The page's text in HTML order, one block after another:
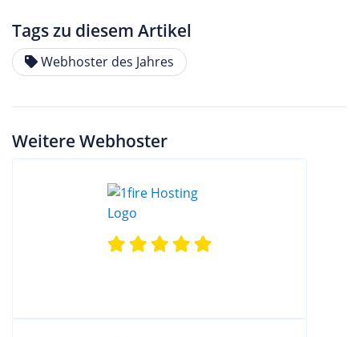
Tags zu diesem Artikel
Webhoster des Jahres
Weitere Webhoster